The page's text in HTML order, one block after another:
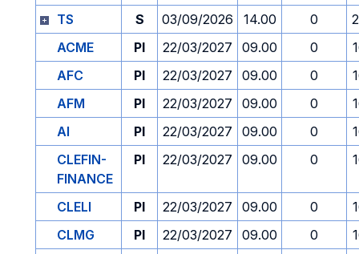
TS
S 03/09/2026 14.00 0
ACME
PI 22/03/2027 09.00 0
AFC
PI 22/03/2027 09.00 0
AFM
PI 22/03/2027 09.00 0
AI
PI 22/03/2027 09.00 0
CLEFIN-
FINANCE
PI 22/03/2027 09.00 0
CLELI PI 22/03/2027 09.00 0
CLMG
PI 22/03/2027 09.00 0